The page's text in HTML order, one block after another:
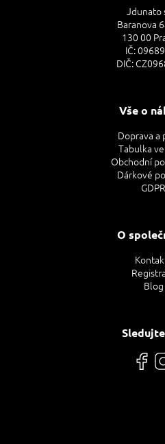
Jdunato
Baranova
130 00
IČ:
DIČ:
Vše o
Doprava a
Tabulka
Obchodní
Dárkové
GDPR
O
Blog